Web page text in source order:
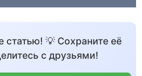
статью! 💡 Сохраните её
с друзьями!